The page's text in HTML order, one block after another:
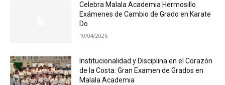
Celebra Malala Academia Hermosillo
Exámenes de Cambio de Grado en Karate
Do
10/04/2026
Institucionalidad y Disciplina en el Corazón
de la Costa: Gran Examen de Grados en
Malala Academia